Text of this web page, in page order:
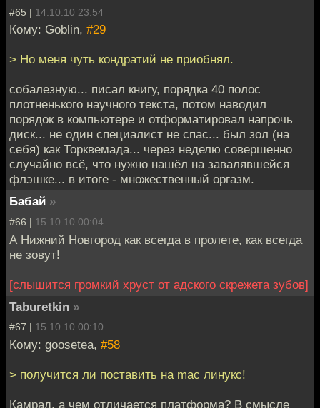
#65 | 14.10.10 23:54
Кому: Goblin, #29
> Но меня чуть кондратий не приобнял.
собалезную... писал книгу, порядка 40 полос
плотненького научного текста, потом наводил
порядок в компьютере и отформатировал напрочь
диск... не один специалист не спас... был зол (на
себя) как Торквемада... через неделю совершенно
случайно всё, что нужно нашёл на завалявшейся
флэшке... в итоге - множественный оргазм.
Бабай »
#66 | 15.10.10 00:04
А Нижний Новгород как всегда в пролете, как всегда
не зовут!
[слышится громкий хруст от адского скрежета зубов]
Taburetkin »
#67 | 15.10.10 00:10
Кому: goosetea, #58
> получится ли поставить на mac линукс!
Камрад, а чем отличается платформа? В смысле